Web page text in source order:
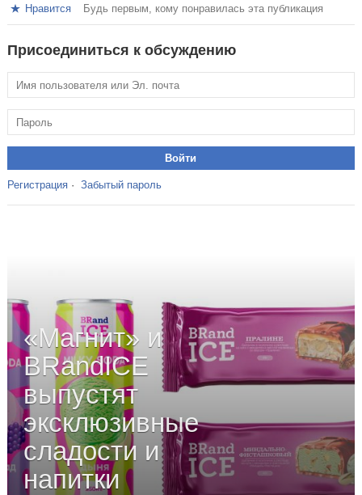
Нравится Будь первым, кому понравилась эта публикация
Присоединиться к обсуждению
Регистрация· Забытый пароль
«Магнит» и
BRandICE
выпустят
эксклюзивные
сладости и
напитки